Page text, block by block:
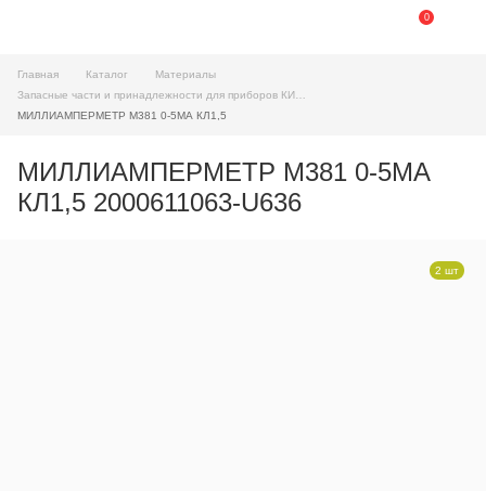
0
Главная Каталог
Материалы
МИЛЛИАМПЕРМЕТР М381 0-5МА КЛ1,5
МИЛЛИАМПЕРМЕТР М381 0-5МА
КЛ1,5 2000611063-U636
2 шт